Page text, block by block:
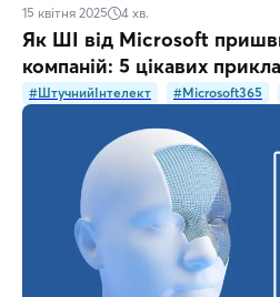
15 квітня 2025 4 хв.
Як ШІ від Microsoft
компаній: 5 цікавих
#ШтучнийІнтелект #Microsoft365